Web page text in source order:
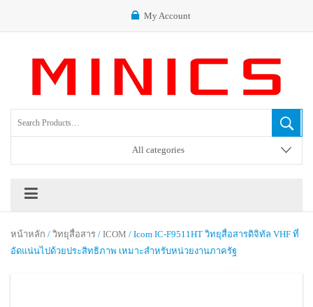
My Account
All categories
หน้าหลัก / วิทยุสื่อสาร / ICOM / Icom IC-F9511HT วิทยุสื่อสารดิจิทัล VHF ที่
อัดแน่นไปด้วยประสิทธิภาพ เหมาะสำหรับหน่วยงานภาครัฐ